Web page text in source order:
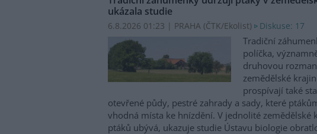
ukázala studie
6.8.2026 01:23 | PRAHA (ČTK/Ekolist) Diskuse: 17
Tradiční
políčka,
druhovou
zemědělské
prospívají také
otevřené půdy, pestré zahrady a sady, které
vhodná místa ke hnízdění. V jednolité zemědělské
ptáků ubývá, ukazuje studie Ústavu biologie